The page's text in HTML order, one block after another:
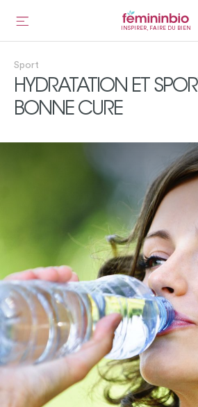
INSPIRER, FAIRE DU BIEN
Sport
HYDRATATION ET
BONNE CURE